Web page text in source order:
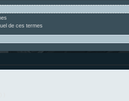
de ces termes